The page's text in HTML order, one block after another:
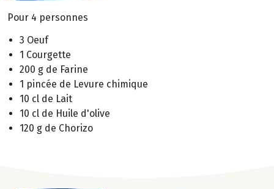
Pour 4 personnes
3 Oeuf
1 Courgette
200 g de Farine
1 pincée de Levure chimique
10 cl de Lait
10 cl de Huile d'olive
120 g de Chorizo